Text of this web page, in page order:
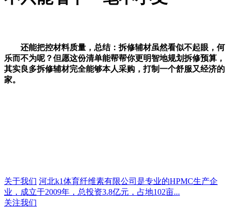
还能把控材料质量，总结：拆修辅材虽然看似不起眼，何
乐而不为呢？但愿这份清单能帮帮你更明智地规划拆修预算，
其实良多拆修辅材完全能够本人采购，打制一个舒服又经济的
家。
关于我们 河北k1体育纤维素有限公司是专业的HPMC生产企
业，成立于2009年，总投资3.8亿元，占地102亩...
关注我们